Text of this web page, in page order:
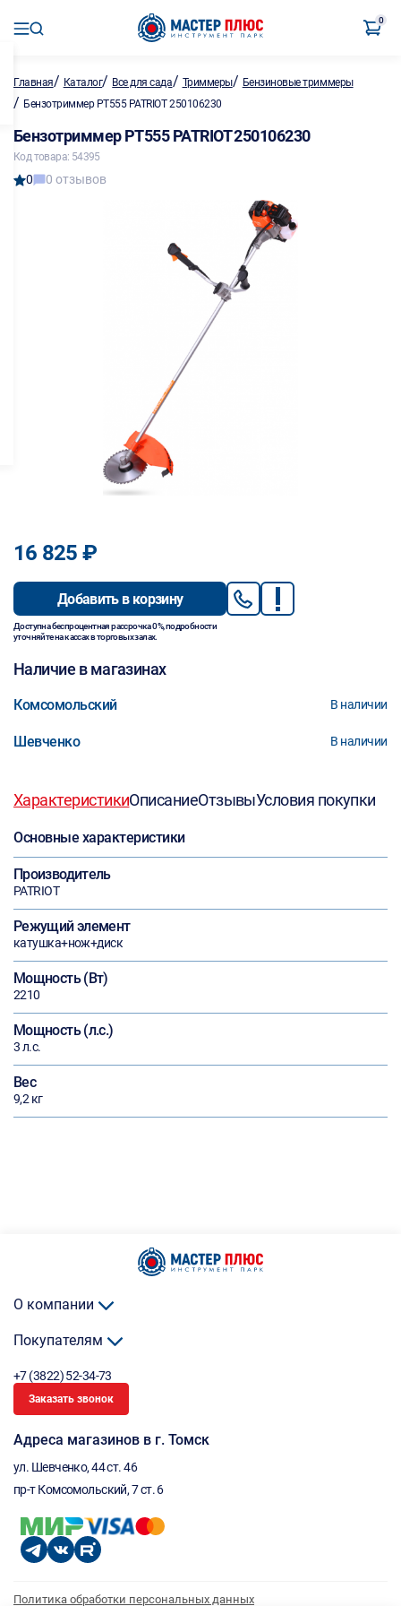
0
Главная/ Каталог/ Все для сада/ Триммеры/ Бензиновые триммеры
/ Бензотриммер PT555 PATRIOT 250106230
Бензотриммер PT555 PATRIOT 250106230
Код товара: 54395
0 0 отзывов
16 825 ₽
Добавить в корзину
Доступна беспроцентная рассрочка 0%, подробности
уточняйте на кассах в торговых залах.
Наличие в магазинах
Комсомольский В наличии
Шевченко В наличии
ХарактеристикиОписаниеОтзывыУсловия покупки
Основные характеристики
Производитель
PATRIOT
Режущий элемент
катушка+нож+диск
Мощность (Вт)
2210
Мощность (л.с.)
3 л.с.
Вес
9,2 кг
О компании
Покупателям
+7 (3822) 52-34-73
Заказать звонок
Адреса магазинов в г. Томск
ул. Шевченко, 44 ст. 46
пр-т Комсомольский, 7 ст. 6
Политика обработки персональных данных